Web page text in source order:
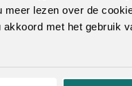
meer lezen over de
akkoord met het gebruik
en tips